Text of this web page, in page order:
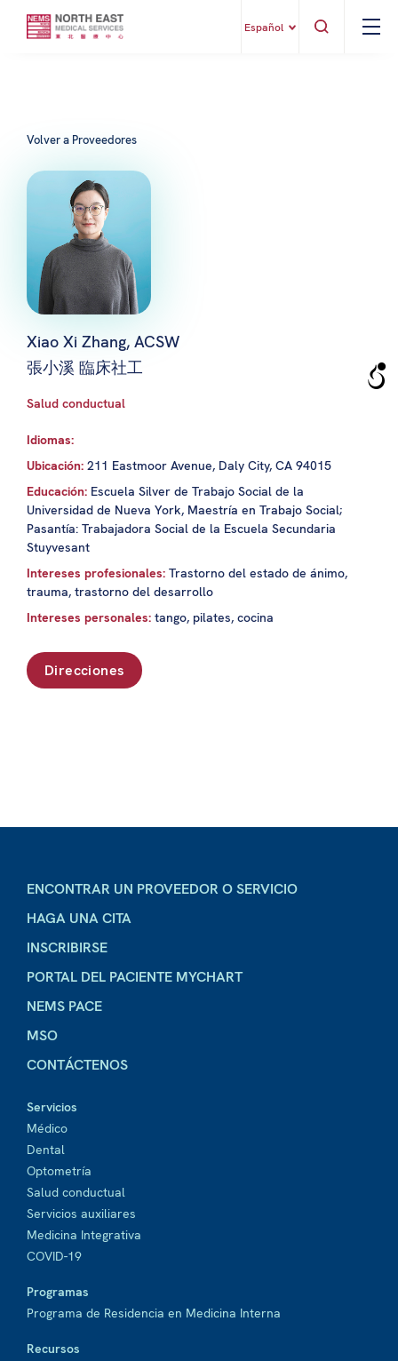
Español
Volver a Proveedores
Xiao Xi Zhang, ACSW
張小溪 臨床社工
Salud conductual
Idiomas:
Ubicación: 211 Eastmoor Avenue, Daly City, CA 94015
Educación: Escuela Silver de Trabajo Social de la
Universidad de Nueva York, Maestría en Trabajo Social;
Pasantía: Trabajadora Social de la Escuela Secundaria
Stuyvesant
Intereses profesionales: Trastorno del estado de ánimo,
trauma, trastorno del desarrollo
Intereses personales: tango, pilates, cocina
Direcciones
ENCONTRAR UN PROVEEDOR O SERVICIO
HAGA UNA CITA
INSCRIBIRSE
PORTAL DEL PACIENTE MYCHART
NEMS PACE
MSO
CONTÁCTENOS
Servicios
Médico
Dental
Optometría
Salud conductual
Servicios auxiliares
Medicina Integrativa
COVID-19
Programas
Programa de Residencia en Medicina Interna
Recursos